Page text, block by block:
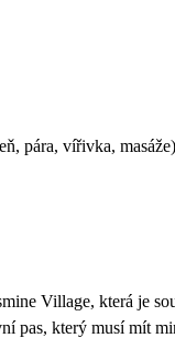
pára, vířivka,
Village, která je
pas, který musí mít